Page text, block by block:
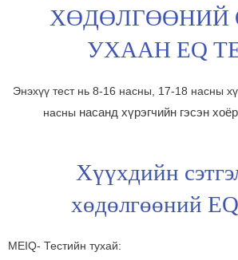
УХААН EQ
Энэхүү тест нь 8-16 насны, 17-18 насны
насны насанд хүрэгчийнгэсэн
Хүүхдийн
хөдөлгөөний
MEIQ- Тестийн тухай: